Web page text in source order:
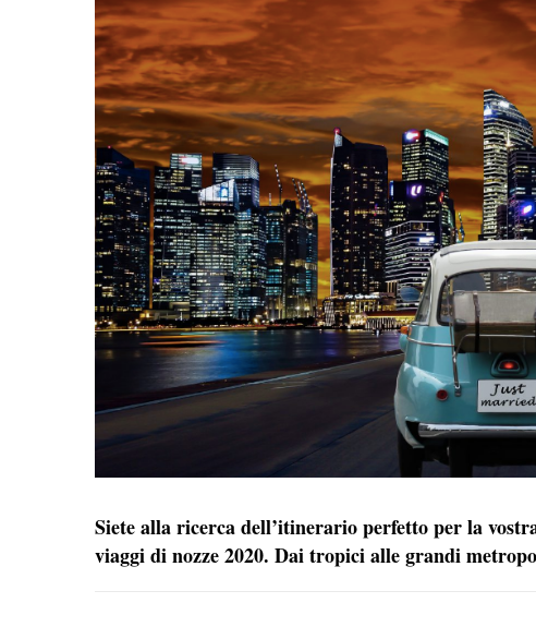
Siete alla ricerca dell’itinerario perfetto per la
viaggi di nozze 2020. Dai tropici alle grandi